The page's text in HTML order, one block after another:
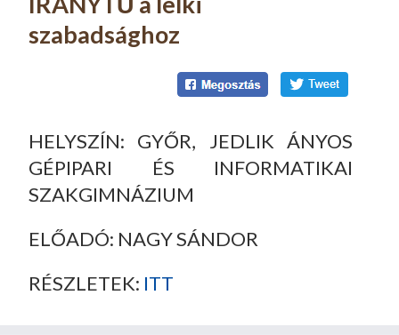
szabadsághoz
HELYSZÍN: GYŐR, JEDLIK ÁNYOS
GÉPIPARI ÉS INFORMATIKAI
SZAKGIMNÁZIUM
ELŐADÓ: NAGY SÁNDOR
RÉSZLETEK: ITT